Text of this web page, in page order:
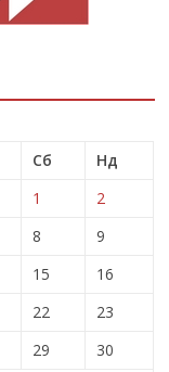
Сб
Нд
1
2
8
9
15
16
22
23
29
30